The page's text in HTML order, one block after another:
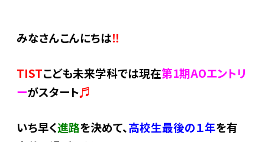
みなさんこんにちは‼
TISTこども未来学科では現在第1期AOエントリ
ーがスタート♬
いち早く進路を決めて、高校生最後の１年を有